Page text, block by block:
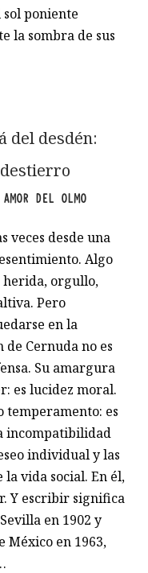
poniente
la sombra de sus
del desdén:
DEL OLMO
veces desde una
Algo
herida, orgullo,
Pero
en la
de Cernuda no es
Su amargura
es lucidez moral.
temperamento: es
incompatibilidad
individual y las
la vida social. En él,
Y escribir significa
en 1902 y
México en 1963,